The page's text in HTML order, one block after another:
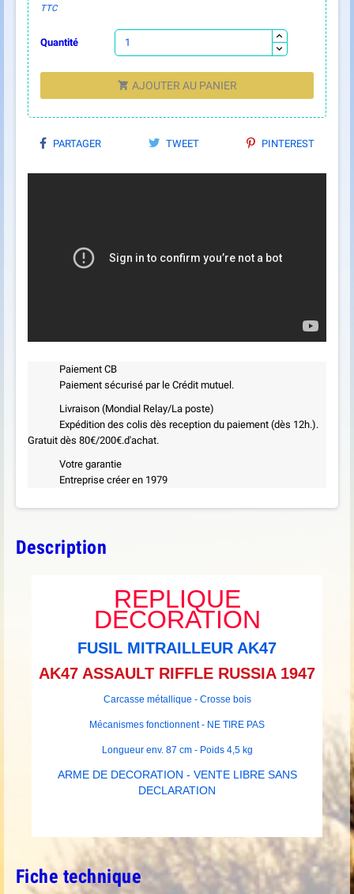
TTC
Quantité
 AJOUTER AU PANIER
PARTAGER TWEET PINTEREST
Paiement CB
Paiement sécurisé par le Crédit mutuel.
Livraison (Mondial Relay/La poste)
Expédition des colis dès reception du paiement (dès 12h.).
Gratuit dès 80€/200€.d'achat.
Votre garantie
Entreprise créer en 1979
Description
REPLIQUE
DECORATION
FUSIL MITRAILLEUR AK47
AK47 ASSAULT RIFFLE RUSSIA 1947
Carcasse métallique - Crosse bois
Mécanismes fonctionnent - NE TIRE PAS
Longueur env. 87 cm - Poids 4,5 kg
ARME DE DECORATION - VENTE LIBRE SANS
DECLARATION
Fiche technique